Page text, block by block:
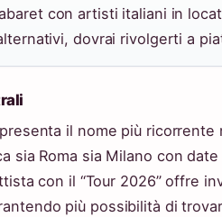
con artisti italiani in
dovrai rivolgerti a
il nome più
sia Roma sia Milano con
con il “Tour 2026” offre
più possibilità di